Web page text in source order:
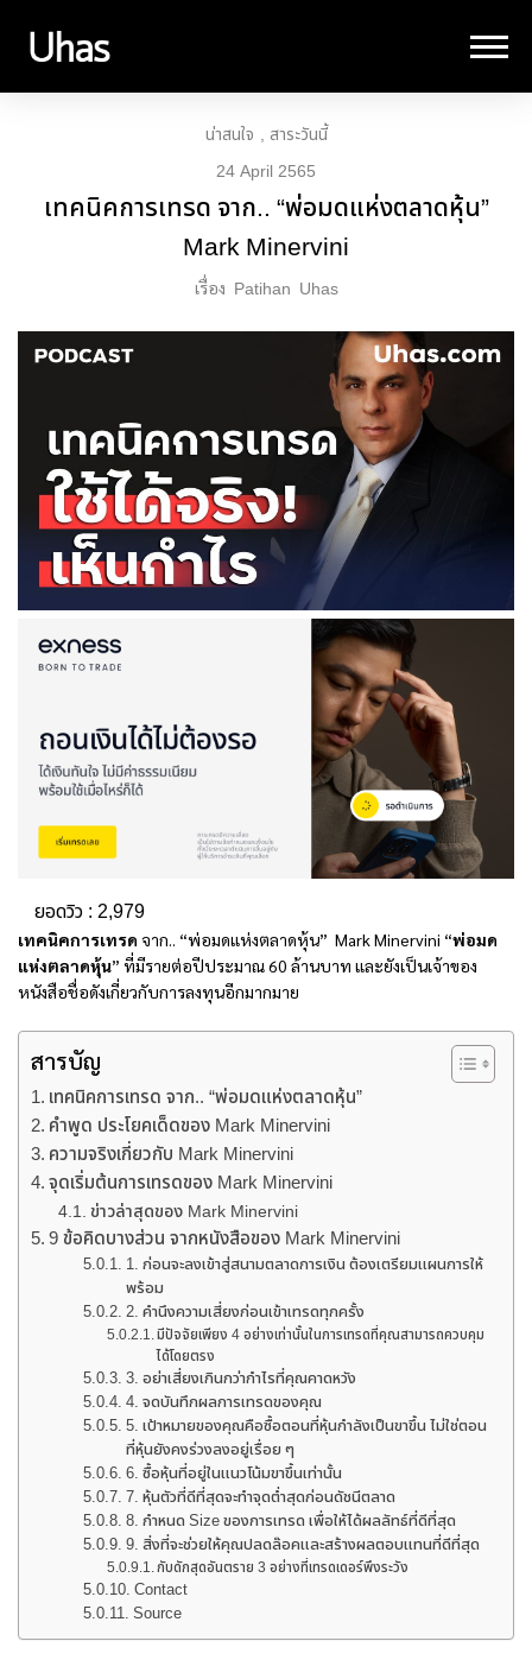
น่าสนใจ
สาระวันนี้
24 April 2565
เทคนิคการเทรด จาก.. “พ่อมดแห่งตลาดหุ้น”
Mark Minervini
เรื่อง Patihan Uhas
ยอดวิว : 2,979
เทคนิคการเทรด จาก.. “พ่อมดแห่งตลาดหุ้น” Mark Minervini “พ่อมด
แห่งตลาดหุ้น” ที่มีรายต่อปีประมาณ 60 ล้านบาท และยังเป็นเจ้าของ
หนังสือชื่อดังเกี่ยวกับการลงทุนอีกมากมาย
สารบัญ
เทคนิคการเทรด จาก.. “พ่อมดแห่งตลาดหุ้น”
คำพูด ประโยคเด็ดของ Mark Minervini
ความจริงเกี่ยวกับ Mark Minervini
จุดเริ่มต้นการเทรดของ Mark Minervini
ข่าวล่าสุดของ Mark Minervini
9 ข้อคิดบางส่วน จากหนังสือของ Mark Minervini
1. ก่อนจะลงเข้าสู่สนามตลาดการเงิน ต้องเตรียมแผนการให้
พร้อม
2. คำนึงความเสี่ยงก่อนเข้าเทรดทุกครั้ง
มีปัจจัยเพียง 4 อย่างเท่านั้นในการเทรดที่คุณสามารถควบคุม
ได้โดยตรง
3. อย่าเสี่ยงเกินกว่ากำไรที่คุณคาดหวัง
4. จดบันทึกผลการเทรดของคุณ
5. เป้าหมายของคุณคือซื้อตอนที่หุ้นกำลังเป็นขาขึ้น ไม่ใช่ตอน
ที่หุ้นยังคงร่วงลงอยู่เรื่อย ๆ
6. ซื้อหุ้นที่อยู่ในแนวโน้มขาขึ้นเท่านั้น
7. หุ้นตัวที่ดีที่สุดจะทำจุดต่ำสุดก่อนดัชนีตลาด
8. กำหนด Size ของการเทรด เพื่อให้ได้ผลลัทธ์ที่ดีที่สุด
9. สิ่งที่จะช่วยให้คุณปลดล๊อคและสร้างผลตอบแทนที่ดีที่สุด
กับดักสุดอันตราย 3 อย่างที่เทรดเดอร์พึงระวัง
Contact
Source